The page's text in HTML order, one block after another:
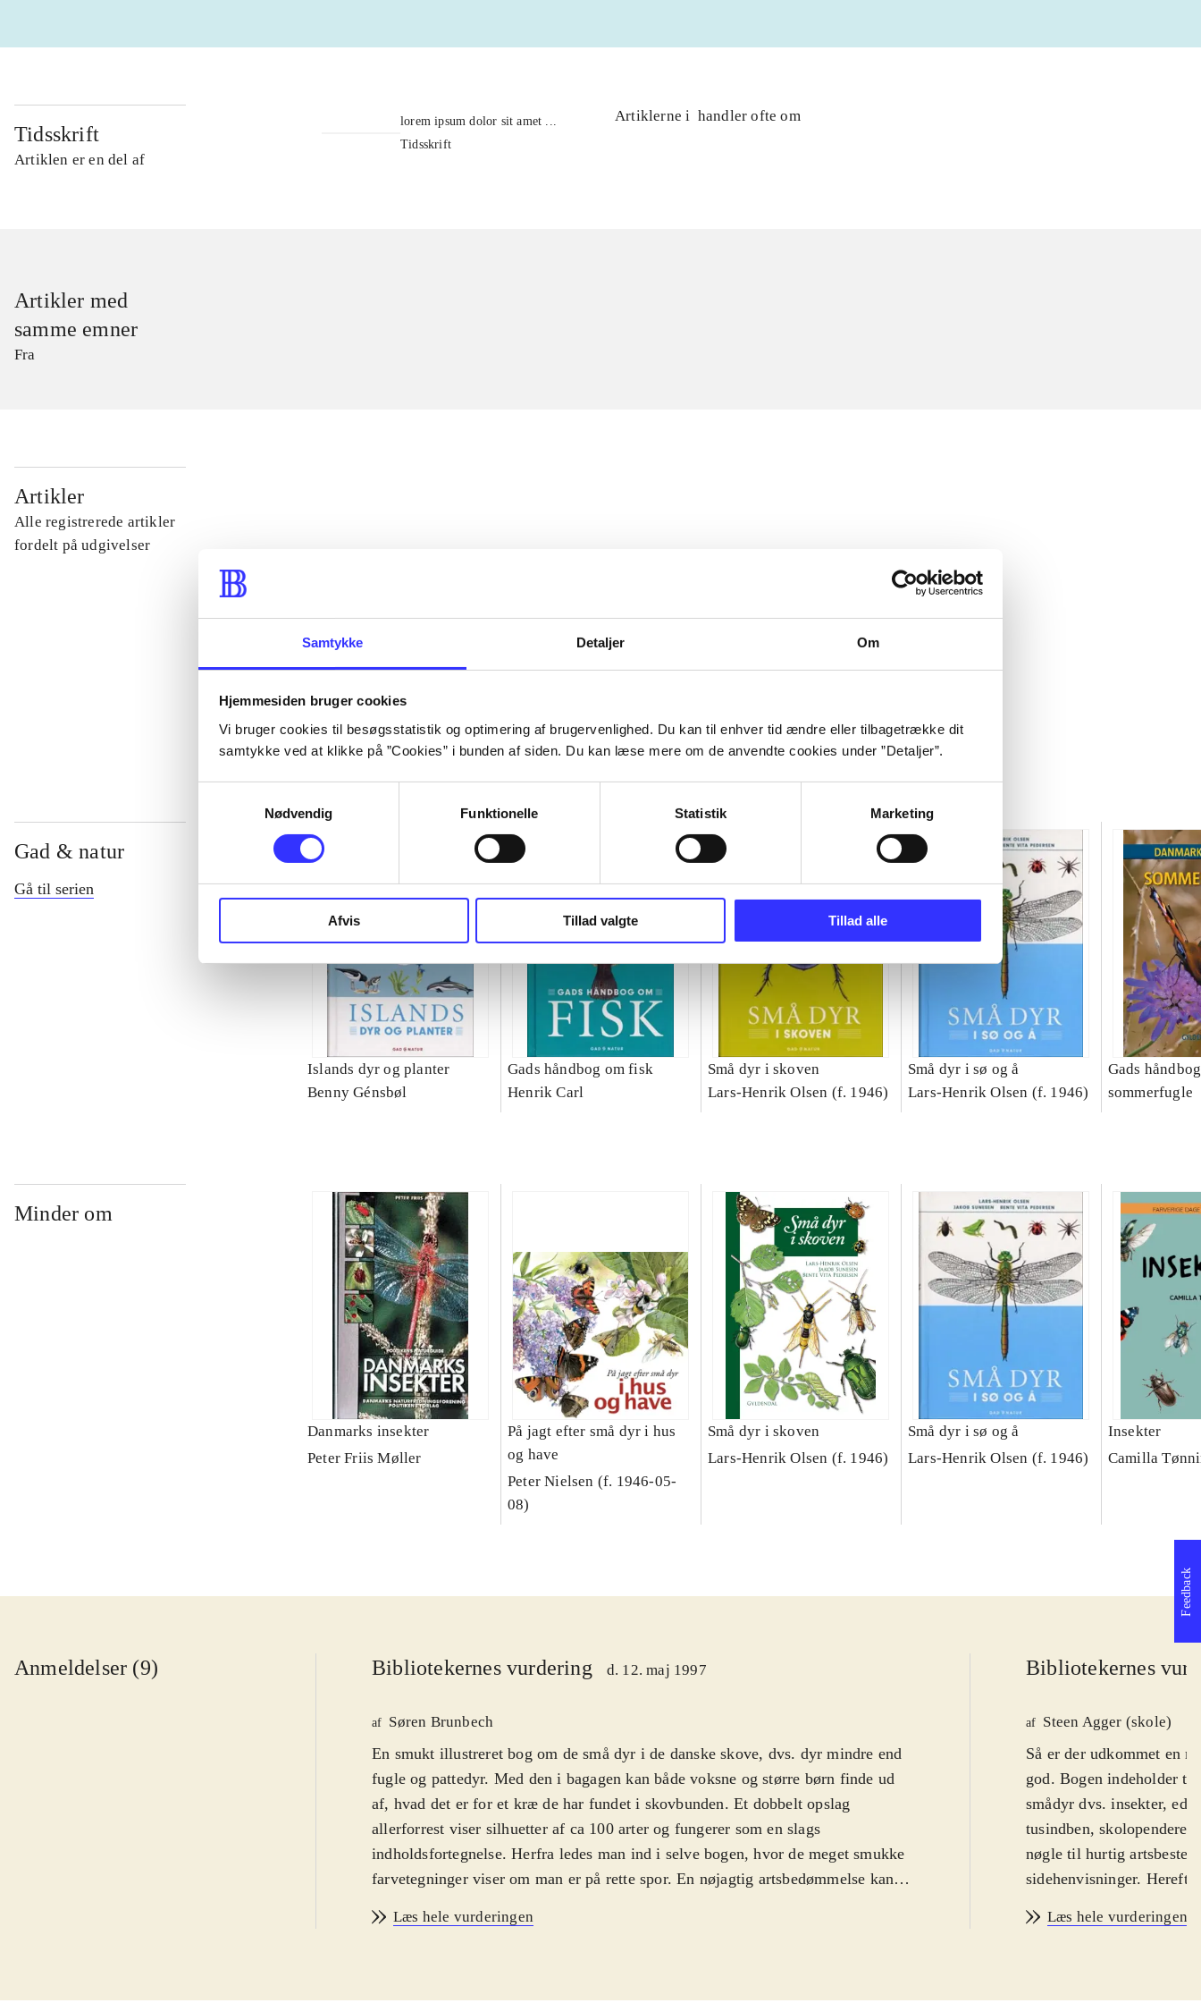
Samtykke Detaljer Om
Hjemmesiden bruger cookies
Vi bruger cookies til besøgsstatistik og optimering af brugervenlighed. Du kan til enhver tid ændre eller tilbagetrække dit
samtykke ved at klikke på ”Cookies” i bunden af siden. Du kan læse mere om de anvendte cookies under ”Detaljer”.
Nødvendig
Funktionelle Statistik Marketing
Afvis Tillad valgte Tillad alle
Tidsskrift
Artiklen er en del af
lorem ipsum dolor sit amet ...
Tidsskrift
Artiklerne i handler ofte om
Artikler med
samme emner
Fra
Artikler
Alle registrerede artikler
fordelt på udgivelser
Gad & natur
Gå til serien
Islands dyr og planter
Benny Génsbøl
Gads håndbog om fisk
Henrik Carl
Små dyr i skoven
Lars-Henrik Olsen (f. 1946)
Små dyr i sø og å
Lars-Henrik Olsen (f. 1946)
Gads
sommerfugle
Minder om
Danmarks insekter
Peter Friis Møller
På jagt efter små dyr i hus
og have
Peter Nielsen (f. 1946-05-
08)
Små dyr i skoven
Lars-Henrik Olsen (f. 1946)
Små dyr i sø og å
Lars-Henrik Olsen (f. 1946)
Insekter
Camilla
Anmeldelser (9) Bibliotekernes vurdering d. 12. maj 1997
af Søren Brunbech
En smukt illustreret bog om de små dyr i de danske skove, dvs. dyr mindre end
fugle og pattedyr. Med den i bagagen kan både voksne og større børn finde ud
af, hvad det er for et kræ de har fundet i skovbunden. Et dobbelt opslag
allerforrest viser silhuetter af ca 100 arter og fungerer som en slags
indholdsfortegnelse. Herfra ledes man ind i selve bogen, hvor de meget smukke
farvetegninger viser om man er på rette spor. En nøjagtig artsbedømmelse kan
i tusindvís af arter. Dyr, der lever i samme miljø i skoven, er samlet på et opslag
Læs hele vurderingen
Bibliotekernes
af Steen Agger (skole)
Så er der udkommet en
god. Bogen indeholder
smådyr dvs. insekter,
tusindben, skolopendere,
nøgle til hurtig
sidehenvisninger.
illustration findes side
Læs hele vurderingen
Feedback